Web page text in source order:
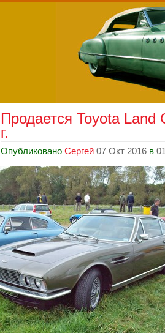
Продается Toyota Land
г.
Опубликовано Сергей 07 Окт 2016 в